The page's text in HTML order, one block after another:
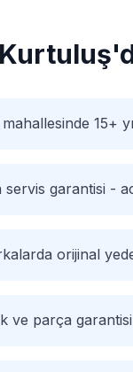
Kurtuluş
15+
servis garantisi -
orijinal
ve parça garantisi